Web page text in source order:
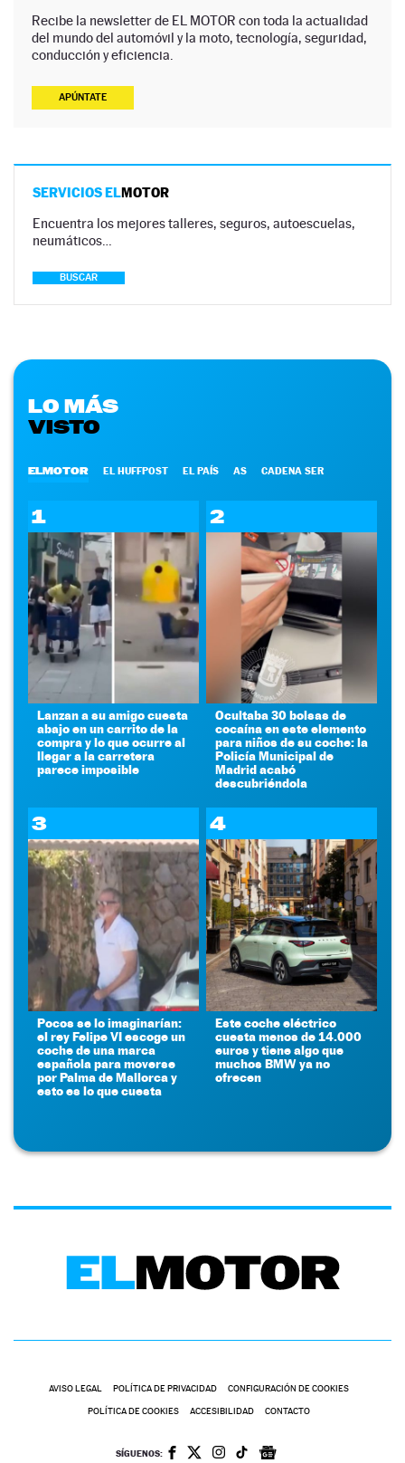
Recibe la newsletter de EL MOTOR con toda la actualidad
del mundo del automóvil y la moto, tecnología, seguridad,
conducción y eficiencia.
APÚNTATE
SERVICIOS ELMOTOR
Encuentra los mejores talleres, seguros, autoescuelas,
neumáticos…
BUSCAR
LO MÁS
VISTO
ELMOTOR EL HUFFPOST EL PAÍS AS CADENA SER
1
Lanzan a su amigo cuesta
abajo en un carrito de la
compra y lo que ocurre al
llegar a la carretera
parece imposible
2
Ocultaba 30 bolsas de
cocaína en este elemento
para niños de su coche: la
Policía Municipal de
Madrid acabó
descubriéndola
3
Pocos se lo imaginarían:
el rey Felipe VI escoge un
coche de una marca
española para moverse
por Palma de Mallorca y
esto es lo que cuesta
4
Este coche eléctrico
cuesta menos de 14.000
euros y tiene algo que
muchos BMW ya no
ofrecen
AVISO LEGAL POLÍTICA DE PRIVACIDAD CONFIGURACIÓN DE COOKIES
POLÍTICA DE COOKIES ACCESIBILIDAD CONTACTO
SÍGUENOS: